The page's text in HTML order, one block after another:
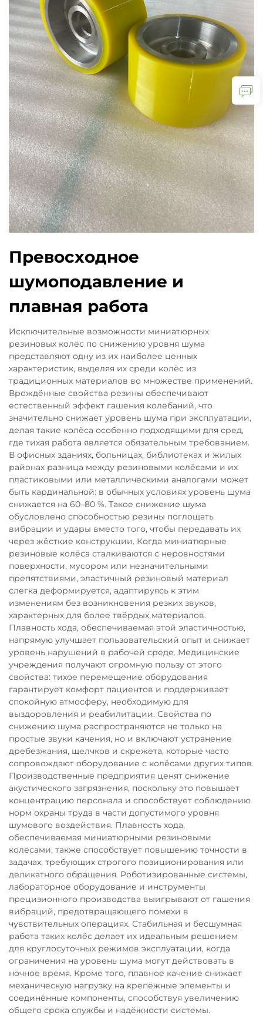
Превосходное
шумоподавление и
плавная работа
Исключительные возможности миниатюрных
резиновых колёс по снижению уровня шума
представляют одну из их наиболее ценных
характеристик, выделяя их среди колёс из
традиционных материалов во множестве применений.
Врождённые свойства резины обеспечивают
естественный эффект гашения колебаний, что
значительно снижает уровень шума при эксплуатации,
делая такие колёса особенно подходящими для сред,
где тихая работа является обязательным требованием.
В офисных зданиях, больницах, библиотеках и жилых
районах разница между резиновыми колёсами и их
пластиковыми или металлическими аналогами может
быть кардинальной: в обычных условиях уровень шума
снижается на 60–80 %. Такое снижение шума
обусловлено способностью резины поглощать
вибрации и удары вместо того, чтобы передавать их
через жёсткие конструкции. Когда миниатюрные
резиновые колёса сталкиваются с неровностями
поверхности, мусором или незначительными
препятствиями, эластичный резиновый материал
слегка деформируется, адаптируясь к этим
изменениям без возникновения резких звуков,
характерных для более твёрдых материалов.
Плавность хода, обеспечиваемая этой эластичностью,
напрямую улучшает пользовательский опыт и снижает
уровень нарушений в рабочей среде. Медицинские
учреждения получают огромную пользу от этого
свойства: тихое перемещение оборудования
гарантирует комфорт пациентов и поддерживает
спокойную атмосферу, необходимую для
выздоровления и реабилитации. Свойства по
снижению шума распространяются не только на
простые звуки качения, но и включают устранение
дребезжания, щелчков и скрежета, которые часто
сопровождают оборудование с колёсами других типов.
Производственные предприятия ценят снижение
акустического загрязнения, поскольку это повышает
концентрацию персонала и способствует соблюдению
норм охраны труда в части допустимого уровня
шумового воздействия. Плавность хода,
обеспечиваемая миниатюрными резиновыми
колёсами, также способствует повышению точности в
задачах, требующих строгого позиционирования или
деликатного обращения. Роботизированные системы,
лабораторное оборудование и инструменты
прецизионного производства выигрывают от гашения
вибраций, предотвращающего помехи в
чувствительных операциях. Стабильная и бесшумная
работа таких колёс делает их идеальным решением
для круглосуточных режимов эксплуатации, когда
ограничения на уровень шума могут действовать в
ночное время. Кроме того, плавное качение снижает
механическую нагрузку на крепёжные элементы и
соединённые компоненты, способствуя увеличению
общего срока службы и надёжности системы.